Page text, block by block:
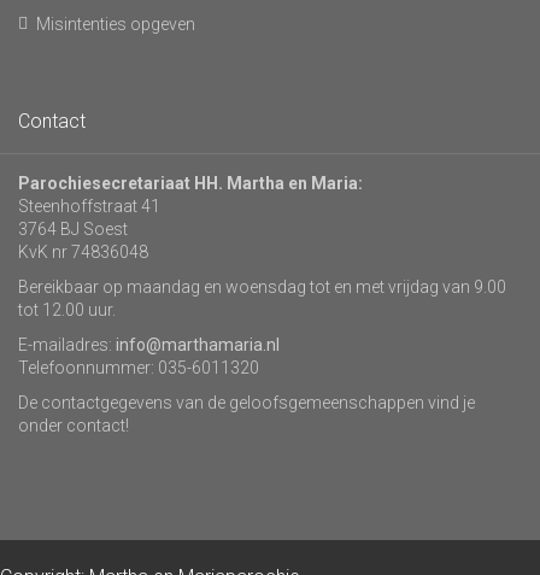
Misintenties opgeven
Contact
Parochiesecretariaat HH. Martha en Maria:
Steenhoffstraat 41
3764 BJ Soest
KvK nr 74836048
Bereikbaar op maandag en woensdag tot en met vrijdag van 9.00
tot 12.00 uur.
E-mailadres: info@marthamaria.nl
Telefoonnummer: 035-6011320
De contactgegevens van de geloofsgemeenschappen vind je
onder contact!